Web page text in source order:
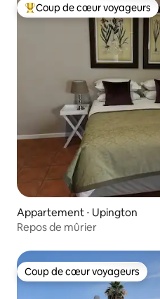
Coups de cœur voyageurs les
Coup de cœur voyageurs
Appartement ⋅ Upington
Repos de mûrier
Coup de cœur voyageurs
Coup de cœur voyageurs